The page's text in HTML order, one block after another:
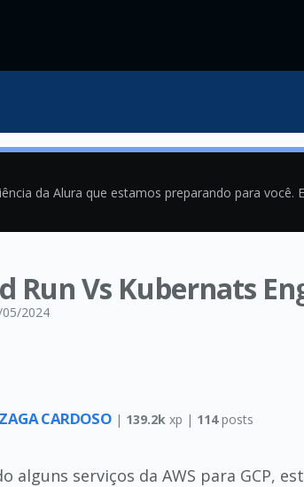
da Alura que estamos preparando para
Run Vs Kubernats
2024
CARDOSO | 139.2k xp | 114posts
alguns serviços da AWS para GCP,